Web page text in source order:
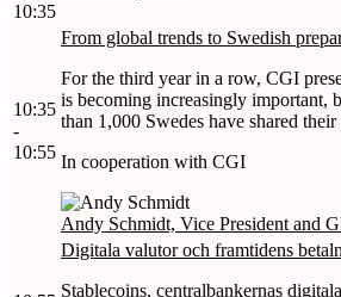
10:35
10:35
-
10:55
From global trends to Swedish
For the third year in a row, CGI
is becoming increasingly important,
than 1,000 Swedes have shared
In cooperation with CGI
Andy Schmidt, Vice President and
Digitala valutor och framtidens
Stablecoins, centralbankernas